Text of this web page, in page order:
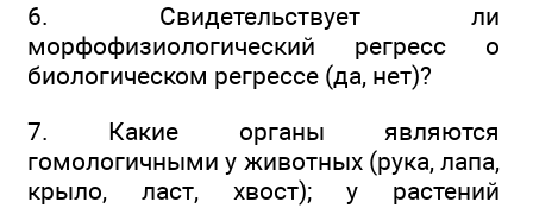
6. Свидетельствует ли
морфофизиологический регресс о
биологическом регрессе (да, нет)?
7. Какие органы являются
гомологичными у животных (рука, лапа,
крыло, ласт, хвост); у растений